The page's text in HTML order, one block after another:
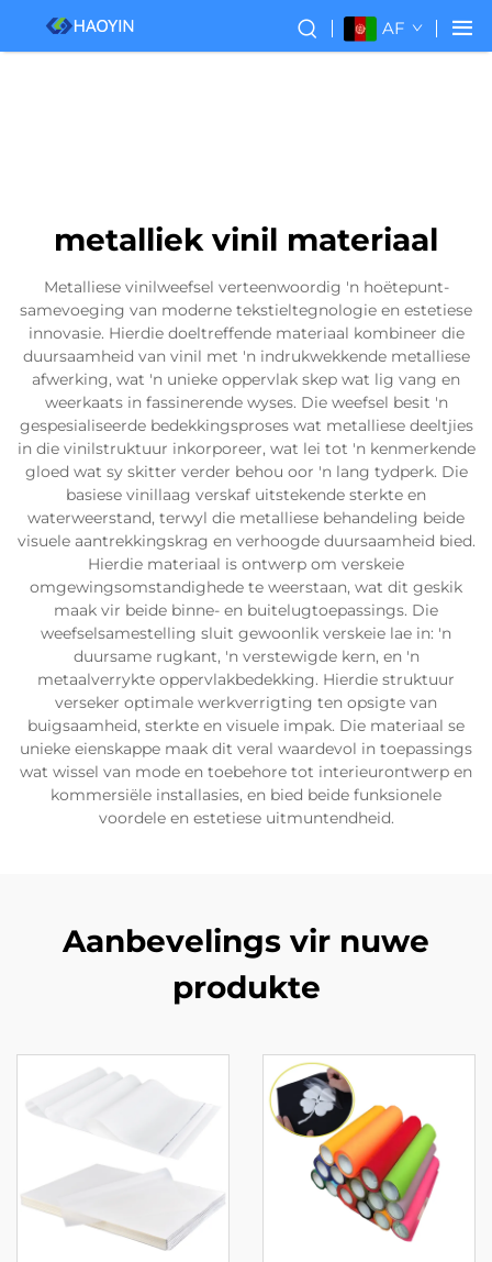
AF
metalliek vinil materiaal
Metalliese vinilweefsel verteenwoordig 'n hoëtepunt-
samevoeging van moderne tekstieltegnologie en estetiese
innovasie. Hierdie doeltreffende materiaal kombineer die
duursaamheid van vinil met 'n indrukwekkende metalliese
afwerking, wat 'n unieke oppervlak skep wat lig vang en
weerkaats in fassinerende wyses. Die weefsel besit 'n
gespesialiseerde bedekkingsproses wat metalliese deeltjies
in die vinilstruktuur inkorporeer, wat lei tot 'n kenmerkende
gloed wat sy skitter verder behou oor 'n lang tydperk. Die
basiese vinillaag verskaf uitstekende sterkte en
waterweerstand, terwyl die metalliese behandeling beide
visuele aantrekkingskrag en verhoogde duursaamheid bied.
Hierdie materiaal is ontwerp om verskeie
omgewingsomstandighede te weerstaan, wat dit geskik
maak vir beide binne- en buitelugtoepassings. Die
weefselsamestelling sluit gewoonlik verskeie lae in: 'n
duursame rugkant, 'n verstewigde kern, en 'n
metaalverrykte oppervlakbedekking. Hierdie struktuur
verseker optimale werkverrigting ten opsigte van
buigsaamheid, sterkte en visuele impak. Die materiaal se
unieke eienskappe maak dit veral waardevol in toepassings
wat wissel van mode en toebehore tot interieurontwerp en
kommersiële installasies, en bied beide funksionele
voordele en estetiese uitmuntendheid.
Aanbevelings vir nuwe
produkte